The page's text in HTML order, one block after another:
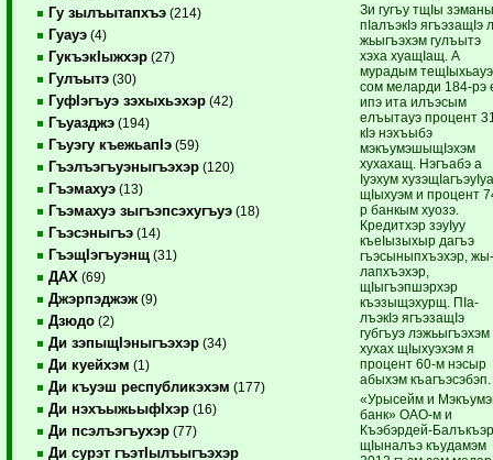
Гу зылъытапхъэ (214)
Гуауэ (4)
ГукъэкIыжхэр (27)
Гулъытэ (30)
ГуфIэгъуэ зэхыхьэхэр (42)
Гъуазджэ (194)
Гъуэгу къежьапIэ (59)
Гъэлъэгъуэныгъэхэр (120)
Гъэмахуэ (13)
Гъэмахуэ зыгъэпсэхугъуэ (18)
Гъэсэныгъэ (14)
ГъэщIэгъуэнщ (31)
ДАХ (69)
Джэрпэджэж (9)
Дзюдо (2)
Ди зэпыщIэныгъэхэр (34)
Ди куейхэм (1)
Ди къуэш республикэхэм (177)
Ди нэхъыжьыфIхэр (16)
Ди псэлъэгъухэр (77)
Ди сурэт гъэтIылъыгъэхэр
Зи гугъу тщIы
пIалъэкIэ ягъэзащIэ
жьы­гъэхэм гулъытэ
хэха хуащIащ. А
мурадым тещIыхьауэ
сом меларди 184-рэ
ипэ ита илъэсым
елъытауэ процент
кIэ нэхъыбэ
мэкъумэшыщIэ­хэм
хухахащ. Нэгъабэ а
Iуэхум
щIыхуэм и процент
р банкым хуозэ.
Кредитхэр зэуIуу
къеIызыхыр дагъэ
гъэсыныпхъэхэр,
лапхъэхэр,
щIыгъэпшэр­хэр
къэзыщэхурщ. ПIа­
лъэкIэ ягъэ­защIэ
губгъуэ лэжьыгъэхэм
хухах щIы­хуэхэм я
процент 60-м нэсыр
абыхэм къагъэсэбэп.
«Урысейм и
банк» ОАО-м и
Къэбэрдей-
щIыналъэ къудамэм